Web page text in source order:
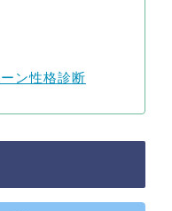
ン性格診断